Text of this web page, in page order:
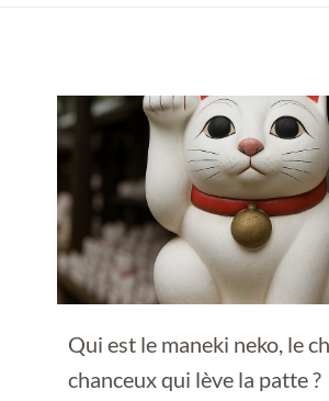
Qui est le maneki neko, le
chanceux qui lève la patte ?